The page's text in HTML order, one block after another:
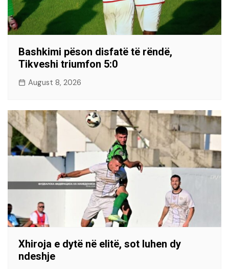
Bashkimi pëson disfatë të rëndë,
Tikveshi triumfon 5:0
August 8, 2026
Xhiroja e dytë në elitë, sot luhen dy
ndeshje